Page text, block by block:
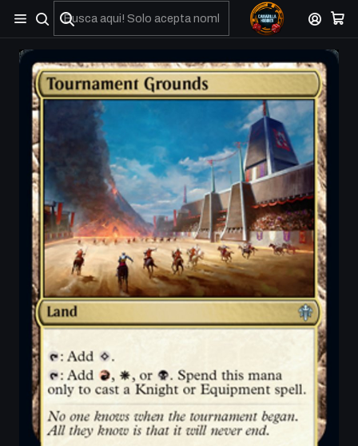
No olviden reportar sus depositos y transferencias por Whatsapp